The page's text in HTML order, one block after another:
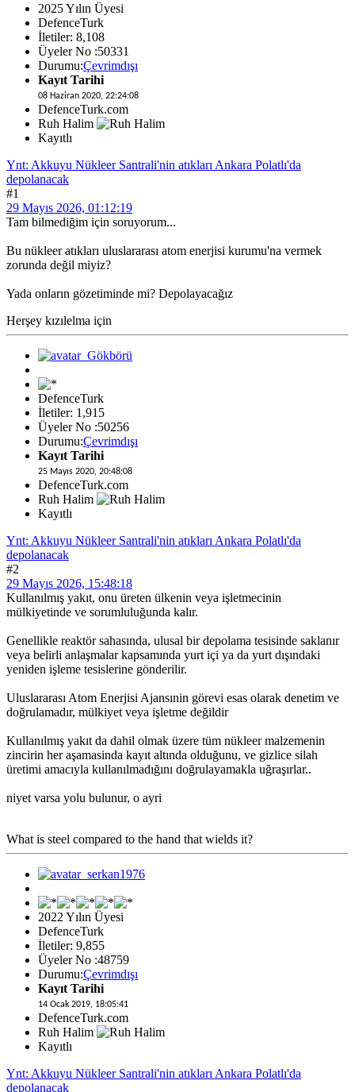
2025 Yılın Üyesi
DefenceTurk
İletiler: 8,108
Üyeler No :50331
Durumu:Çevrimdışı
Kayıt Tarihi
08 Haziran 2020, 22:24:08
DefenceTurk.com
Ruh Halim
Kayıtlı
Ynt: Akkuyu Nükleer Santrali'nin atıkları Ankara Polatlı'da
depolanacak
#1
29 Mayıs 2026, 01:12:19
Tam bilmediğim için soruyorum...
Bu nükleer atıkları uluslararası atom enerjisi kurumu'na vermek
zorunda değil miyiz?
Yada onların gözetiminde mi? Depolayacağız
Herşey kızılelma için
DefenceTurk
İletiler: 1,915
Üyeler No :50256
Durumu:Çevrimdışı
Kayıt Tarihi
25 Mayıs 2020, 20:48:08
DefenceTurk.com
Ruh Halim
Kayıtlı
Ynt: Akkuyu Nükleer Santrali'nin atıkları Ankara Polatlı'da
depolanacak
#2
29 Mayıs 2026, 15:48:18
Kullanılmış yakıt, onu üreten ülkenin veya işletmecinin
mülkiyetinde ve sorumluluğunda kalır.
Genellikle reaktör sahasında, ulusal bir depolama tesisinde saklanır
veya belirli anlaşmalar kapsamında yurt içi ya da yurt dışındaki
yeniden işleme tesislerine gönderilir.
Uluslararası Atom Enerjisi Ajansınin görevi esas olarak denetim ve
doğrulamadır, mülkiyet veya işletme değildir
Kullanılmış yakıt da dahil olmak üzere tüm nükleer malzemenin
zincirin her aşamasinda kayıt altında olduğunu, ve gizlice silah
üretimi amacıyla kullanılmadığını doğrulayamakla uğraşırlar..
niyet varsa yolu bulunur, o ayri
What is steel compared to the hand that wields it?
2022 Yılın Üyesi
DefenceTurk
İletiler: 9,855
Üyeler No :48759
Durumu:Çevrimdışı
Kayıt Tarihi
14 Ocak 2019, 18:05:41
DefenceTurk.com
Ruh Halim
Kayıtlı
Ynt: Akkuyu Nükleer Santrali'nin atıkları Ankara Polatlı'da
depolanacak